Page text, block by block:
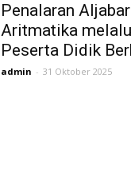
Penalaran
Aritmatika
Peserta Didik
admin - 31 Oktober 2025